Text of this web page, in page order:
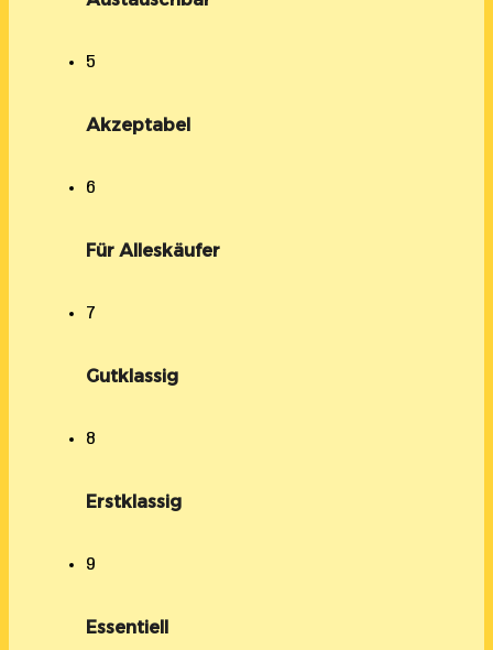
5
Akzeptabel
6
Für Alleskäufer
7
Gutklassig
8
Erstklassig
9
Essentiell